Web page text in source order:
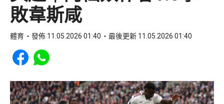
敗韋斯咸
體育 發佈 11.05.2026 01:40 最後更新 11.05.2026 01:40
Share to Facebook
Share to WhatsApp